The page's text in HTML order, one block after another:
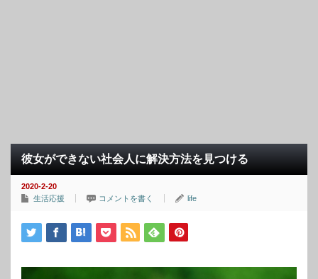
彼女ができない社会人に解決方法を見つける
2020-2-20
生活応援
コメントを書く life